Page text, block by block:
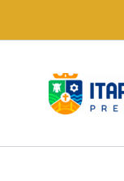
conteúdo